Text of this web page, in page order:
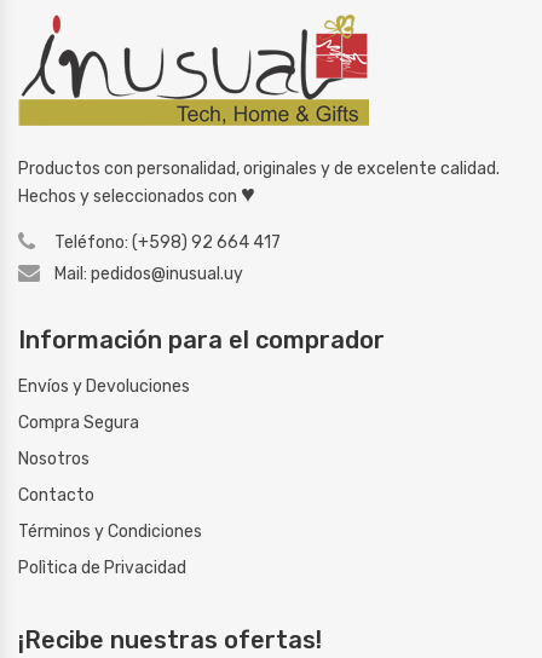
Productos con personalidad, originales y de excelente calidad.
Hechos y seleccionados con ♥
Teléfono: (+598) 92 664 417
Mail: pedidos@inusual.uy
Información para el comprador
Envíos y Devoluciones
Compra Segura
Nosotros
Contacto
Términos y Condiciones
Polìtica de Privacidad
¡Recibe nuestras ofertas!